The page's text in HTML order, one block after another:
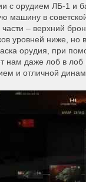
с орудием ЛБ-1 и
в
части – верхний
уровней ниже,
орудия, при
нам даже лоб в
и отличной